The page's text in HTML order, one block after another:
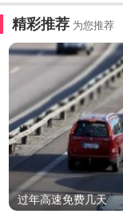
精彩推荐 为您推荐
过年高速免费几天